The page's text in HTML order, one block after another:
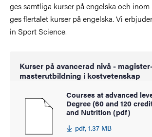
ges samtliga kurser på engelska och
ges flertalet kurser på engelska. Vi
in Sport Science.
Kurser på avancerad nivå -
masterutbildning i kostvetenskap
Courses at advanced
Degree (60 and 120
and Nutrition (pdf)
pdf, 1.37 MB